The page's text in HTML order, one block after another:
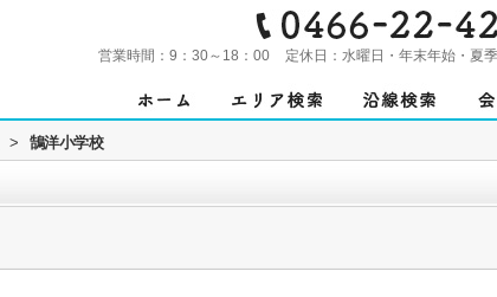
営業時間： 9：30～18：00 定休日： 水曜日・年末年始・夏
> 鵠洋小学校